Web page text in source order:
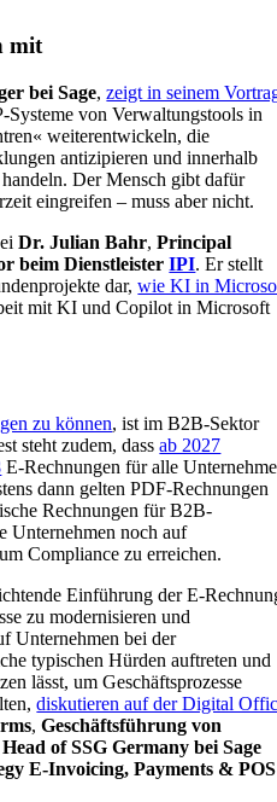
mit
bei Sage,zeigt in seinem
von Verwaltungstools in
weiterentwickeln, die
antizipieren und innerhalb
Der Mensch gibt dafür
eingreifen – muss aber nicht.
Dr. Julian Bahr,Principal
beim DienstleisterIPI. Er stellt
dar,wie KI in
mit KI und Copilot in Microsoft
zu können, ist im B2B-Sektor
steht zudem, dassab 2027
E-Rechnungen für alle
dann gelten PDF-Rechnungen
Rechnungen für B2B-
Unternehmen noch auf
Compliance zu erreichen.
Einführung der E-
zu modernisieren und
Unternehmen bei der
typischen Hürden auftreten und
lässt, um Geschäftsprozesse
diskutieren auf der Digital
,Geschäftsführung von
Head of SSG Germany bei Sage
E-Invoicing, Payments & POS